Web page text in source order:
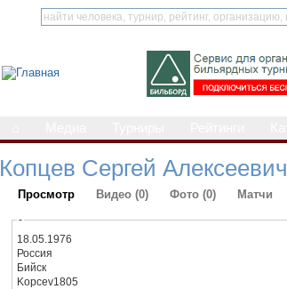
Копцев Сергей Алексеевич
Просмотр Видео (0) Фото (0) Матчи
-
18.05.1976
Россия
Бийск
Kopcev1805